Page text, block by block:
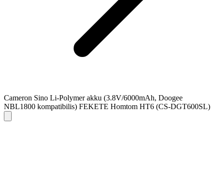
Cameron Sino Li-Polymer akku (3.8V/6000mAh, Doogee
NBL1800 kompatibilis) FEKETE Homtom HT6 (CS-DGT600SL)